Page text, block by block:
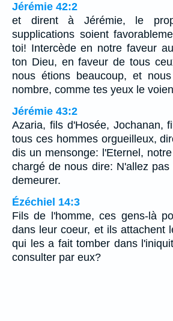
Jérémie 42:2
et dirent à Jérémie, le
supplications soient
toi! Intercède en notre faveur
ton Dieu, en faveur de tous
nous étions beaucoup, et
nombre, comme tes yeux le
Jérémie 43:2
Azaria, fils d'Hosée, Jochanan,
tous ces hommes orgueilleux,
dis un mensonge: l'Eternel,
chargé de nous dire: N'allez
demeurer.
Ézéchiel 14:3
Fils de l'homme, ces gens-là
dans leur coeur, et ils attachent
qui les a fait tomber dans
consulter par eux?